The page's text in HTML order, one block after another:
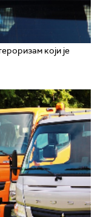
који је